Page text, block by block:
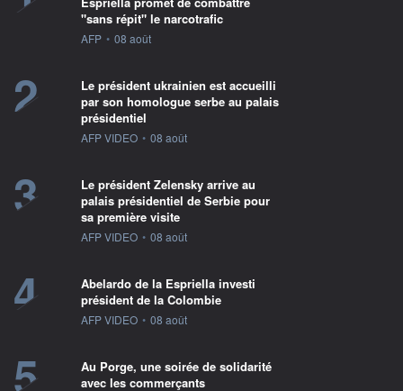
"sans répit" le narcotrafic
information fournie par
AFP • 08 août
2
Le président ukrainien est accueilli
par son homologue serbe au palais
présidentiel
information fournie par
AFP VIDEO • 08 août
3
Le président Zelensky arrive au
palais présidentiel de Serbie pour
sa première visite
information fournie par
AFP VIDEO • 08 août
4
Abelardo de la Espriella investi
président de la Colombie
information fournie par
AFP VIDEO • 08 août
5
Au Porge, une soirée de solidarité
avec les commerçants